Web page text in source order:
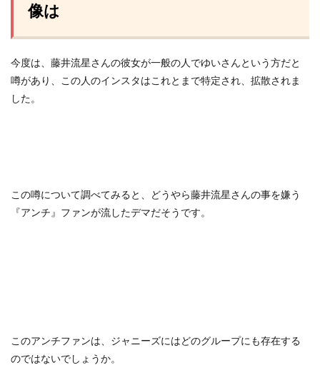
像は
今度は、藤井流星さんの彼女が一般の人でゆいさんという方だと
噂があり、この人のインスタはこれとまで特定され、拡散されま
した。
この噂について調べてみると、どうやら藤井流星さんの事を嫌う
『アンチ』ファンが流したデマだそうです。
このアンチファンは、ジャニーズにはどのグループにも存在する
のではないでしょうか。